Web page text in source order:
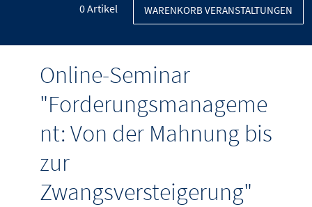
0Artikel WARENKORB VERANSTALTUNGEN
Online-Seminar
"Forderungsmanageme
nt: Von der Mahnung bis
zur
Zwangsversteigerung"